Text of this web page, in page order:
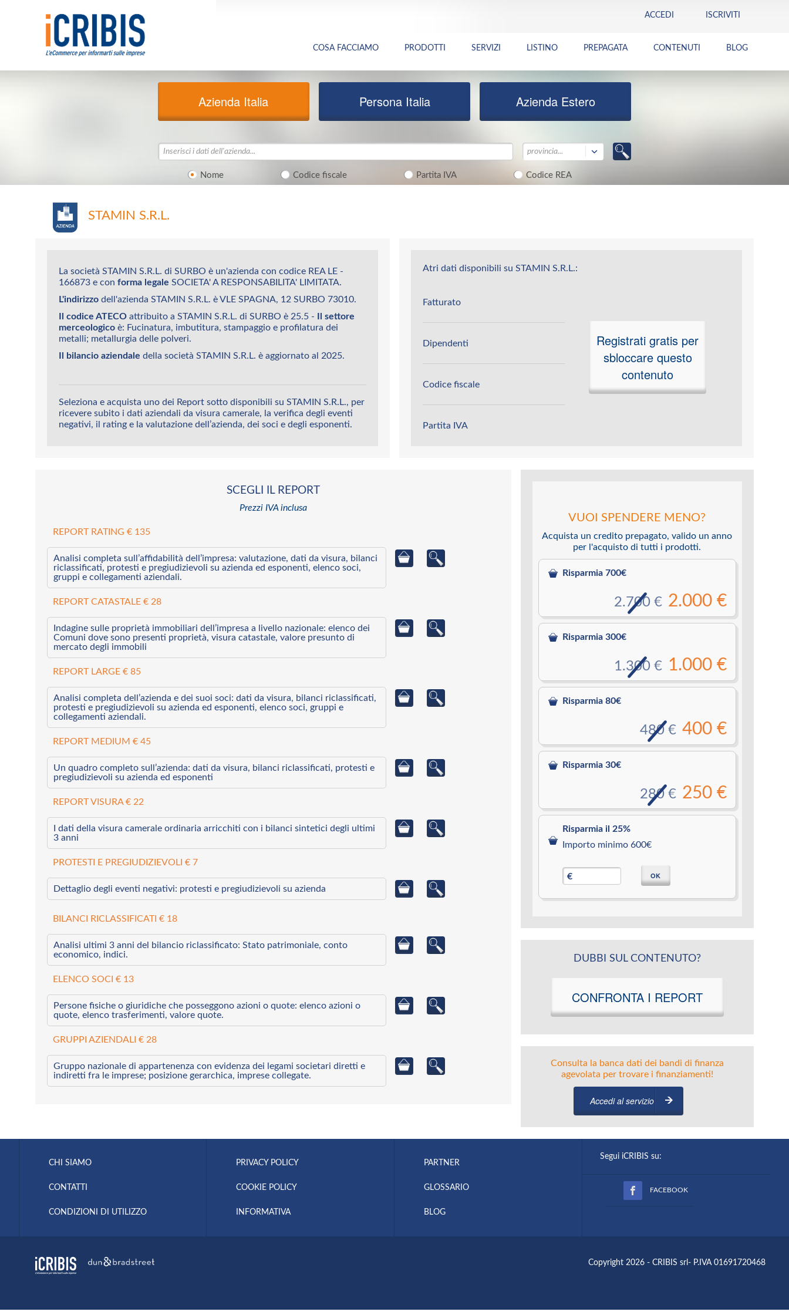
ACCEDI ISCRIVITI
COSA FACCIAMO PRODOTTI SERVIZI LISTINO PREPAGATA CONTENUTI BLOG
Azienda Italia Persona Italia Azienda Estero
Nome Codice fiscale Partita IVA Codice REA
provincia...
STAMIN S.R.L.
La società STAMIN S.R.L. di SURBO è un'azienda con codice REA LE -
166873 e con forma legale SOCIETA' A RESPONSABILITA' LIMITATA.
L'indirizzo dell'azienda STAMIN S.R.L. è VLE SPAGNA, 12 SURBO 73010.
Il codice ATECO attribuito a STAMIN S.R.L. di SURBO è 25.5 -
Il settore
merceologico è: Fucinatura, imbutitura, stampaggio e profilatura dei
metalli; metallurgia delle polveri.
Il bilancio aziendale della società STAMIN S.R.L. è aggiornato al 2025.
Seleziona e acquista uno dei Report sotto disponibili su STAMIN S.R.L., per
ricevere subito i dati aziendali da visura camerale, la verifica degli eventi
negativi, il rating e la valutazione dell’azienda, dei soci e degli esponenti.
Atri dati disponibili su STAMIN S.R.L.:
Fatturato
Dipendenti
Codice fiscale
Partita IVA
Registrati gratis per
sbloccare questo
contenuto
SCEGLI IL REPORT
Prezzi IVA inclusa
REPORT RATING € 135
Analisi completa sull’affidabilità dell’impresa: valutazione, dati da visura, bilanci
riclassificati, protesti e pregiudizievoli su azienda ed esponenti, elenco soci,
gruppi e collegamenti aziendali.
REPORT CATASTALE € 28
Indagine sulle proprietà immobiliari dell’impresa a livello nazionale: elenco dei
Comuni dove sono presenti proprietà, visura catastale, valore presunto di
mercato degli immobili
REPORT LARGE € 85
Analisi completa dell’azienda e dei suoi soci: dati da visura, bilanci riclassificati,
protesti e pregiudizievoli su azienda ed esponenti, elenco soci, gruppi e
collegamenti aziendali.
REPORT MEDIUM € 45
Un quadro completo sull’azienda: dati da visura, bilanci riclassificati, protesti e
pregiudizievoli su azienda ed esponenti
REPORT VISURA € 22
I dati della visura camerale ordinaria arricchiti con i bilanci sintetici degli ultimi
3 anni
PROTESTI E PREGIUDIZIEVOLI € 7
Dettaglio degli eventi negativi: protesti e pregiudizievoli su azienda
BILANCI RICLASSIFICATI € 18
Analisi ultimi 3 anni del bilancio riclassificato: Stato patrimoniale, conto
economico, indici.
ELENCO SOCI € 13
Persone fisiche o giuridiche che posseggono azioni o quote: elenco azioni o
quote, elenco trasferimenti, valore quote.
GRUPPI AZIENDALI € 28
Gruppo nazionale di appartenenza con evidenza dei legami societari diretti e
indiretti fra le imprese; posizione gerarchica, imprese collegate.
VUOI SPENDERE MENO?
Acquista un credito prepagato, valido un anno
per l'acquisto di tutti i prodotti.
Risparmia 700€
2.000 €
2.700 €
Risparmia 300€
1.000 €
1.300 €
Risparmia 80€
400 €
480 €
Risparmia 30€
250 €
280 €
Risparmia il 25%
Importo minimo 600€
€ OK
DUBBI SUL CONTENUTO?
CONFRONTA I REPORT
Consulta la banca dati dei bandi di finanza
agevolata per trovare i finanziamenti!
Accedi al servizio
CHI SIAMO
CONTATTI
CONDIZIONI DI UTILIZZO
PRIVACY POLICY
COOKIE POLICY
INFORMATIVA
PARTNER
GLOSSARIO
BLOG
Segui iCRIBIS su:
FACEBOOK
Copyright 2026 - CRIBIS srl- P.IVA 01691720468